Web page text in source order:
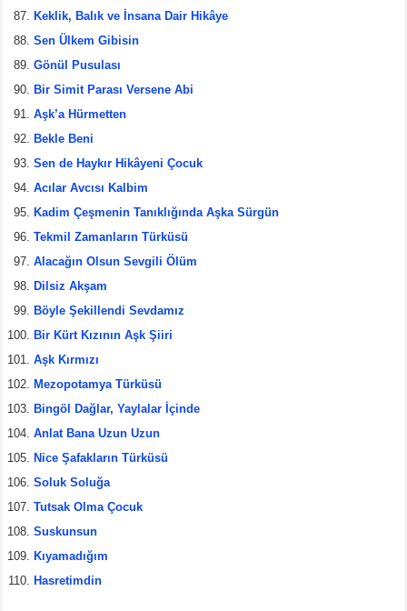
Keklik, Balık ve İnsana Dair Hikâye
Sen Ülkem Gibisin
Gönül Pusulası
Bir Simit Parası Versene Abi
Aşk’a Hürmetten
Bekle Beni
Sen de Haykır Hikâyeni Çocuk
Acılar Avcısı Kalbim
Kadim Çeşmenin Tanıklığında Aşka Sürgün
Tekmil Zamanların Türküsü
Alacağın Olsun Sevgili Ölüm
Dilsiz Akşam
Böyle Şekillendi Sevdamız
Bir Kürt Kızının Aşk Şiiri
Aşk Kırmızı
Mezopotamya Türküsü
Bingöl Dağlar, Yaylalar İçinde
Anlat Bana Uzun Uzun
Nice Şafakların Türküsü
Soluk Soluğa
Tutsak Olma Çocuk
Suskunsun
Kıyamadığım
Hasretimdin